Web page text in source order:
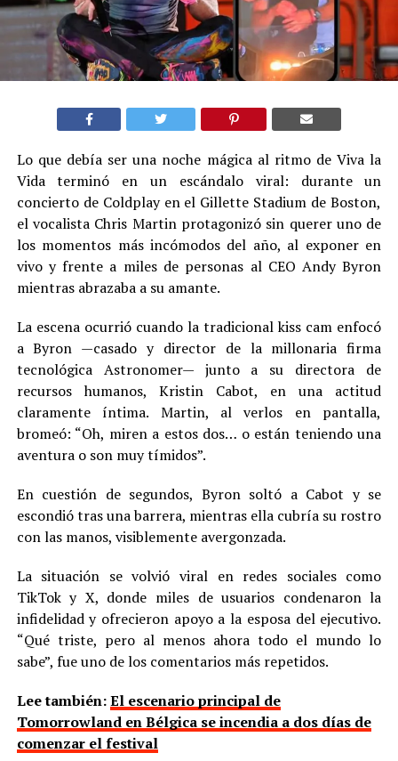
Lo que debía ser una noche mágica al ritmo de Viva la
Vida terminó en un escándalo viral: durante un
concierto de Coldplay en el Gillette Stadium de Boston,
el vocalista Chris Martin protagonizó sin querer uno de
los momentos más incómodos del año, al exponer en
vivo y frente a miles de personas al CEO Andy Byron
mientras abrazaba a su amante.
La escena ocurrió cuando la tradicional kiss cam enfocó
a Byron —casado y director de la millonaria firma
tecnológica Astronomer— junto a su directora de
recursos humanos, Kristin Cabot, en una actitud
claramente íntima. Martin, al verlos en pantalla,
bromeó: “Oh, miren a estos dos… o están teniendo una
aventura o son muy tímidos”.
En cuestión de segundos, Byron soltó a Cabot y se
escondió tras una barrera, mientras ella cubría su rostro
con las manos, visiblemente avergonzada.
La situación se volvió viral en redes sociales como
TikTok y X, donde miles de usuarios condenaron la
infidelidad y ofrecieron apoyo a la esposa del ejecutivo.
“Qué triste, pero al menos ahora todo el mundo lo
sabe”, fue uno de los comentarios más repetidos.
Lee también:El escenario principal de
Tomorrowland en Bélgica se incendia a dos días de
comenzar el festival